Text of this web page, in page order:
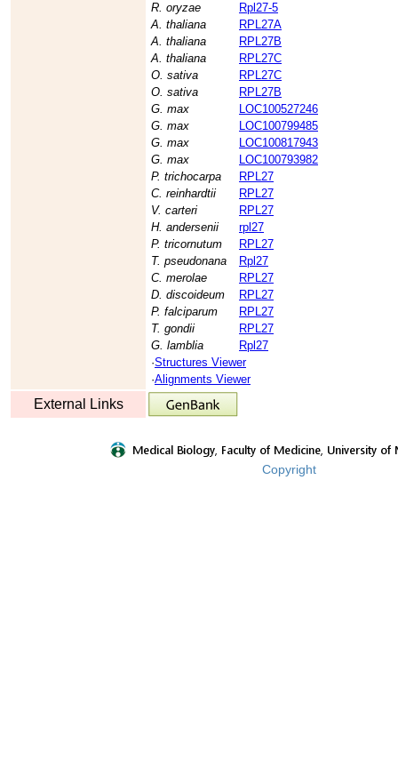
R. oryzae
Rpl27-5
A. thaliana
RPL27A
A. thaliana
RPL27B
A. thaliana
RPL27C
O. sativa
RPL27C
O. sativa
RPL27B
G. max
LOC100527246
G. max
LOC100799485
G. max
LOC100817943
G. max
LOC100793982
P. trichocarpa
RPL27
C. reinhardtii
RPL27
V. carteri
RPL27
H. andersenii
rpl27
P. tricornutum
RPL27
T. pseudonana
Rpl27
C. merolae
RPL27
D. discoideum
RPL27
P. falciparum
RPL27
T. gondii
RPL27
G. lamblia
Rpl27
·Structures Viewer
·Alignments Viewer
External Links
Copyright